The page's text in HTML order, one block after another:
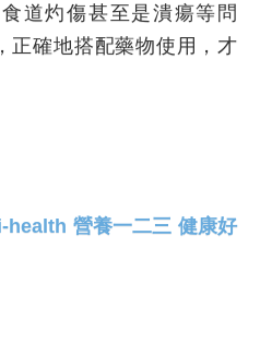
道灼傷甚至是潰瘍等問
正確地搭配藥物使用，才
營養一二三 健康好